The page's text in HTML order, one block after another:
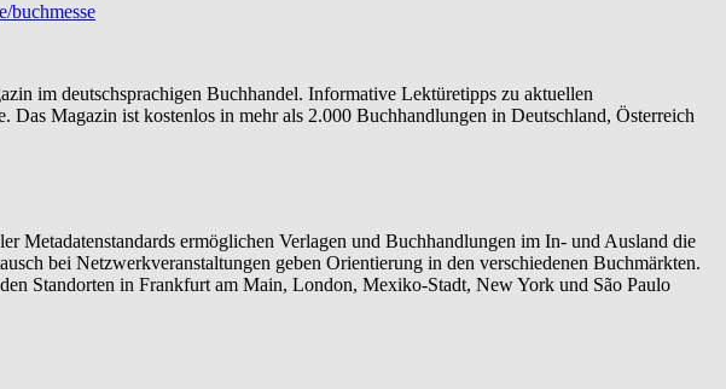
buchmesse
im deutschsprachigen Buchhandel. Informative Lektüretipps zu aktuellen
Magazin ist kostenlos in mehr als 2.000 Buchhandlungen in Deutschland, Österreich
Metadatenstandards ermöglichen Verlagen und Buchhandlungen im In- und Ausland die
bei Netzwerkveranstaltungen geben Orientierung in den verschiedenen Buchmärkten.
Standorten in Frankfurt am Main, London, Mexiko-Stadt, New York und São Paulo